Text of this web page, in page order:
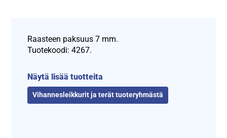
Raasteen paksuus 7 mm.
Tuotekoodi: 4267.
Näytä lisää tuotteita
Vihannesleikkurit ja terät tuoteryhmästä